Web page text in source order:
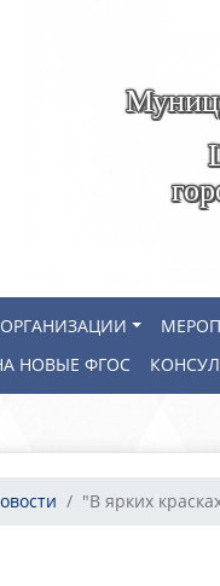
НОВЫЕ ФГОС
"В ярких